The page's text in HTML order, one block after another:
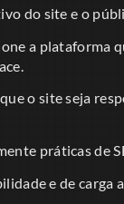
do site e o
a plataforma
o site seja
práticas de
e de carga